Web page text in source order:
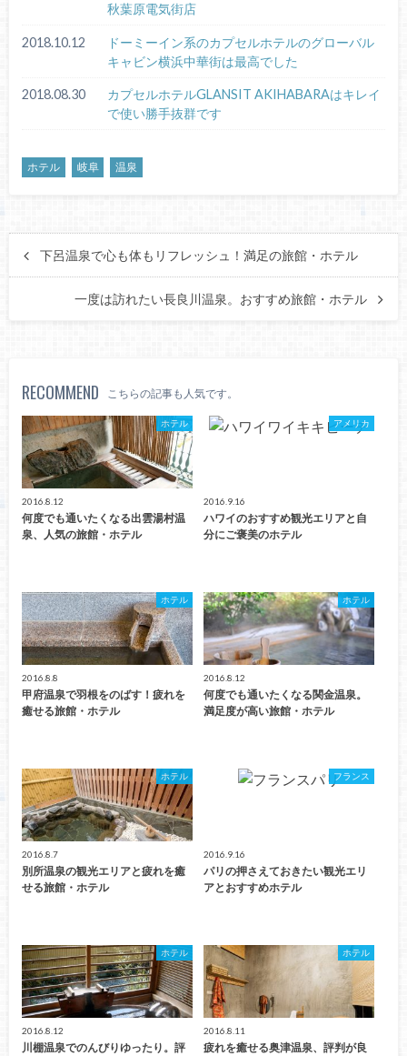
秋葉原電気街店
2018.10.12
ドーミーイン系のカプセルホテルのグローバル
キャビン横浜中華街は最高でした
2018.08.30
カプセルホテルGLANSIT AKIHABARAはキレイ
で使い勝手抜群です
ホテル 岐阜 温泉
下呂温泉で心も体もリフレッシュ！満足の旅館・ホテル
一度は訪れたい長良川温泉。おすすめ旅館・ホテル
RECOMMEND こちらの記事も人気です。
ホテル
2016.8.12
何度でも通いたくなる出雲湯村温
泉、人気の旅館・ホテル
アメリカ
2016.9.16
ハワイのおすすめ観光エリアと自
分にご褒美のホテル
ホテル
2016.8.8
甲府温泉で羽根をのばす！疲れを
癒せる旅館・ホテル
ホテル
2016.8.12
何度でも通いたくなる関金温泉。
満足度が高い旅館・ホテル
ホテル
2016.8.7
別所温泉の観光エリアと疲れを癒
せる旅館・ホテル
フランス
2016.9.16
パリの押さえておきたい観光エリ
アとおすすめホテル
ホテル
2016.8.12
川棚温泉でのんびりゆったり。評
ホテル
2016.8.11
疲れを癒せる奥津温泉、評判が良